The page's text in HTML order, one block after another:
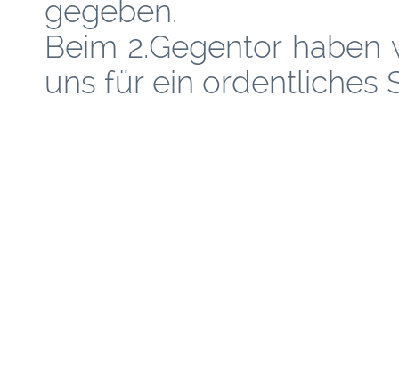
gegeben.
Beim 2.Gegentor
uns für ein ordentliches